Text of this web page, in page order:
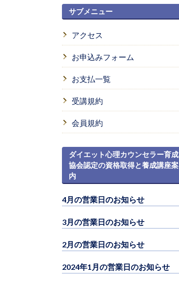
サブメニュー
アクセス
お申込みフォーム
お支払一覧
受講規約
会員規約
ダイエット心理カウンセラー育成
協会認定の資格取得と養成講座案
内
4月の営業日のお知らせ
3月の営業日のお知らせ
2月の営業日のお知らせ
2024年1月の営業日のお知らせ